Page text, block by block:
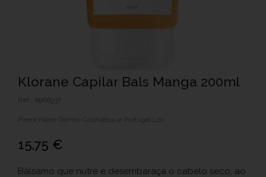
Klorane Capilar Bals Manga 200ml
Ref.: 6966937
Pierre Fabre Dermo-Cosmétique Portugal Lda.
15,75 €
Bálsamo que nutre e desembaraça o cabelo seco, ao